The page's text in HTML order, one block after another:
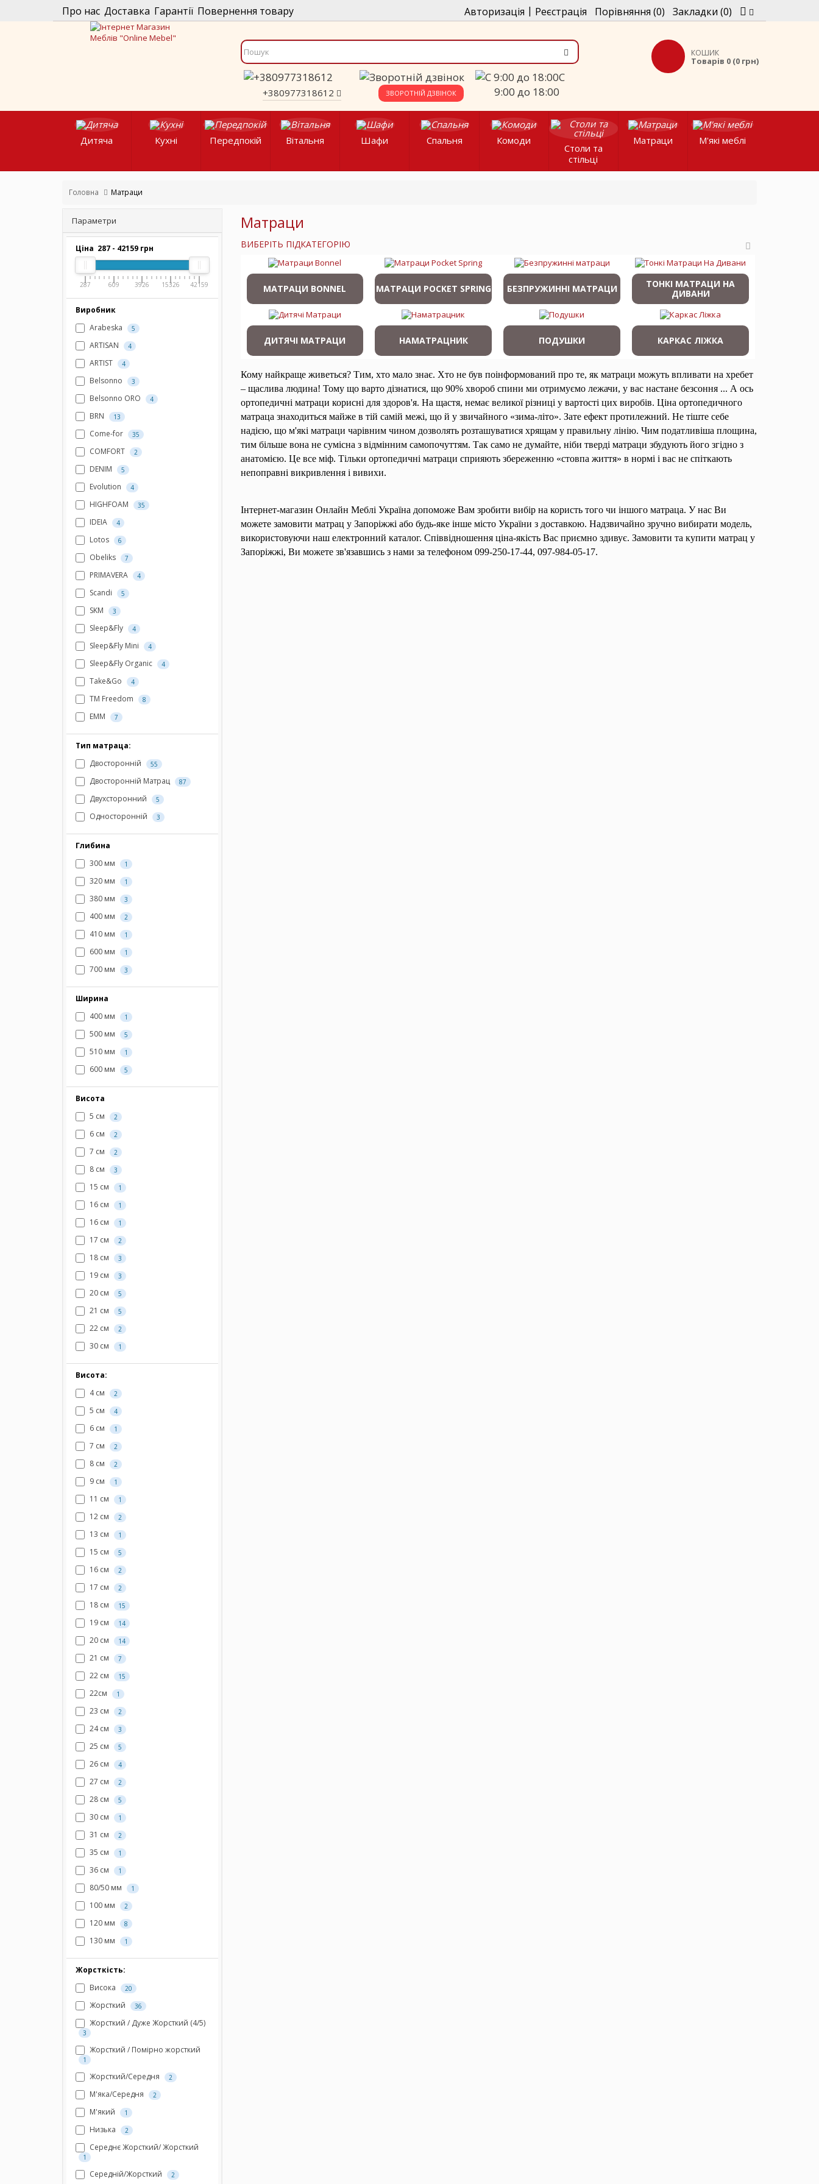
Про нас Доставка Гарантії Повернення товару Авторизація | Реєстрація Порівняння (0) Закладки (0)
+380977318612 ЗВОРОТНІЙ ДЗВІНОК
C
9:00 до 18:00
КОШИК
Товарів 0 (0 грн)
Дитяча Кухні Передпокій Вітальня Шафи Спальня Комоди
Столи та
стільці
Матраци М'які меблі
Головна Матраци
Параметри
Ціна 287 - 42159 грн
287 609 3926 15326 42159
Виробник
Arabeska
5
ARTISAN 4
ARTIST 4
Belsonno 3
Belsonno ORO 4
BRN 13
Come-for 35
COMFORT 2
DENIM 5
Evolution 4
HIGHFOAM 35
IDEIA 4
Lotos 6
Obeliks 7
PRIMAVERA 4
Scandi 5
SKM 3
Sleep&Fly 4
Sleep&Fly Mini 4
Sleep&Fly Organic 4
Take&Go 4
TM Freedom 8
ЕММ 7
Тип матраца:
Двосторонній
55
Двосторонній Матрац 87
Двухсторонний 5
Односторонній 3
Глибина
300 мм
1
320 мм 1
380 мм 3
400 мм 2
410 мм 1
600 мм 1
700 мм 3
Ширина
400 мм
1
500 мм 5
510 мм 1
600 мм 5
Висота
5 см
2
6 см 2
7 см 2
8 см 3
15 см 1
16 cм 1
16 см 1
17 см 2
18 см 3
19 см 3
20 см 5
21 см 5
22 см 2
30 см 1
Висота:
4 см
2
5 см 4
6 см 1
7 см 2
8 см 2
9 см 1
11 см 1
12 см 2
13 см 1
15 см 5
16 см 2
17 см 2
18 см 15
19 см 14
20 см 14
21 см 7
22 см 15
22см 1
23 см 2
24 см 3
25 см 5
26 см 4
27 см 2
28 см 5
30 см 1
31 см 2
35 см 1
36 см 1
80/50 мм 1
100 мм 2
120 мм 8
130 мм 1
Жорсткість:
Висока
20
Жорсткий 36
Жорсткий / Дуже Жорсткий (4/5)
3
Жорсткий / Помірно жорсткий
1
Жорсткий/Середня 2
М'яка/Середня 2
М'який 1
Низька 2
Середнє Жорсткий/ Жорсткий
1
Середній/Жорсткий 2
Матраци
ВИБЕРІТЬ ПІДКАТЕГОРІЮ
МАТРАЦИ BONNEL МАТРАЦИ POCKET SPRING БЕЗПРУЖИННІ МАТРАЦИ
ТОНКІ МАТРАЦИ НА
ДИВАНИ
ДИТЯЧІ МАТРАЦИ НАМАТРАЦНИК ПОДУШКИ КАРКАС ЛІЖКА
Кому найкраще живеться? Тим, хто мало знає. Хто не був поінформований про те, як матраци можуть впливати на хребет
– щаслива людина! Тому що варто дізнатися, що 90% хвороб спини ми отримуємо лежачи, у вас настане безсоння ... А ось
ортопедичні матраци корисні для здоров'я. На щастя, немає великої різниці у вартості цих виробів. Ціна ортопедичного
матраца знаходиться майже в тій самій межі, що й у звичайного «зима-літо». Зате ефект протилежний. Не тіште себе
надією, що м'які матраци чарівним чином дозволять розташуватися хрящам у правильну лінію. Чим податливіша площина,
тим більше вона не сумісна з відмінним самопочуттям. Так само не думайте, ніби тверді матраци збудують його згідно з
анатомією. Це все міф. Тільки ортопедичні матраци сприяють збереженню «стовпа життя» в нормі і вас не спіткають
непоправні викривлення і вивихи.
Інтернет-магазин Онлайн Меблі Україна допоможе Вам зробити вибір на користь того чи іншого матраца. У нас Ви
можете замовити матрац у Запоріжжі або будь-яке інше місто України з доставкою. Надзвичайно зручно вибирати модель,
використовуючи наш електронний каталог. Співвідношення ціна-якість Вас приємно здивує. Замовити та купити матрац у
Запоріжжі, Ви можете зв'язавшись з нами за телефоном 099-250-17-44, 097-984-05-17.